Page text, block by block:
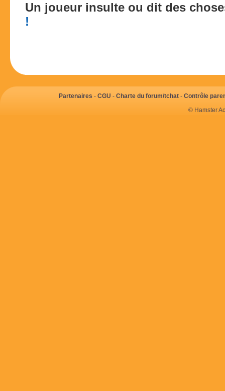
Un joueur insulte ou dit des
!
Partenaires - CGU - Charte du forum/tchat- Contrôle
© Hamster